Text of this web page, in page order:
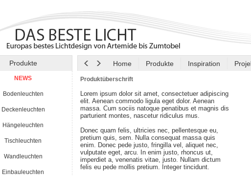
Produkte Home Produkte Inspiration
NEWS
Bodenleuchten
Deckenleuchten
Hängeleuchten
Tischleuchten
Wandleuchten
Einbauleuchten
Produktüberschrift
Lorem ipsum dolor sit amet, consectetuer adipiscing
elit. Aenean commodo ligula eget dolor. Aenean
massa. Cum sociis natoque penatibus et magnis dis
parturient montes, nascetur ridiculus mus.
Donec quam felis, ultricies nec, pellentesque eu,
pretium quis, sem. Nulla consequat massa quis
enim. Donec pede justo, fringilla vel, aliquet nec,
vulputate eget, arcu. In enim justo, rhoncus ut,
imperdiet a, venenatis vitae, justo. Nullam dictum
felis eu pede mollis pretium. Integer tincidunt.